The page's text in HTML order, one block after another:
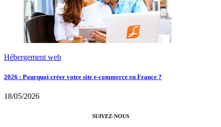
Hébergement web
2026 : Pourquoi créer votre site e-commerce en France ?
18/05/2026
SUIVEZ-NOUS